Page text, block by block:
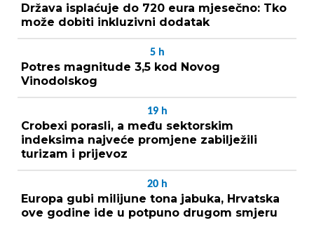
Država isplaćuje do 720 eura mjesečno: Tko
može dobiti inkluzivni dodatak
5 h
Potres magnitude 3,5 kod Novog
Vinodolskog
19 h
Crobexi porasli, a među sektorskim
indeksima najveće promjene zabilježili
turizam i prijevoz
20 h
Europa gubi milijune tona jabuka, Hrvatska
ove godine ide u potpuno drugom smjeru